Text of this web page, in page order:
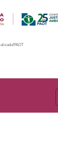
PAOT